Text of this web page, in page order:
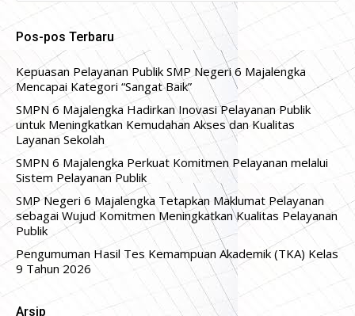
Pos-pos Terbaru
Kepuasan Pelayanan Publik SMP Negeri 6 Majalengka
Mencapai Kategori “Sangat Baik”
SMPN 6 Majalengka Hadirkan Inovasi Pelayanan Publik
untuk Meningkatkan Kemudahan Akses dan Kualitas
Layanan Sekolah
SMPN 6 Majalengka Perkuat Komitmen Pelayanan melalui
Sistem Pelayanan Publik
SMP Negeri 6 Majalengka Tetapkan Maklumat Pelayanan
sebagai Wujud Komitmen Meningkatkan Kualitas Pelayanan
Publik
Pengumuman Hasil Tes Kemampuan Akademik (TKA) Kelas
9 Tahun 2026
Arsip